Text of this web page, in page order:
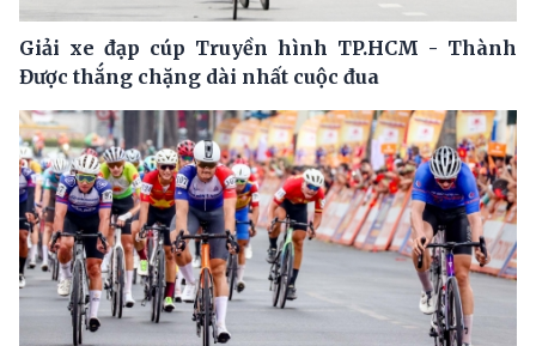
Giải xe đạp cúp Truyền hình TP.HCM - Thành
Được thắng chặng dài nhất cuộc đua